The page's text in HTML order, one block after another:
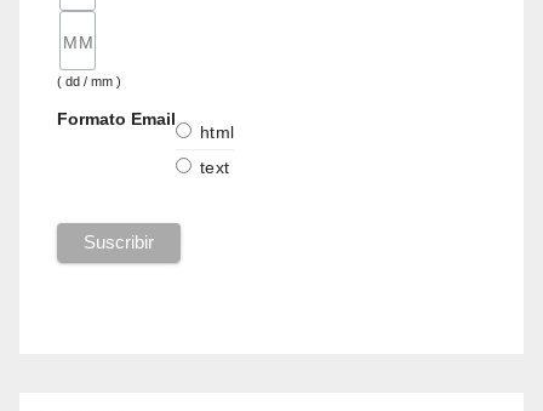
( dd / mm )
Formato Email
html
text